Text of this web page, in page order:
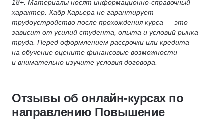
18+. Материалы носят информационно-справочный
характер. Хабр Карьера не гарантирует
трудоустройство после прохождения курса — это
зависит от усилий студента, опыта и условий рынка
труда. Перед оформлением рассрочки или кредита
на обучение оцените финансовые возможности
и внимательно изучите условия договора.
Отзывы об онлайн-курсах по
направлению Повышение